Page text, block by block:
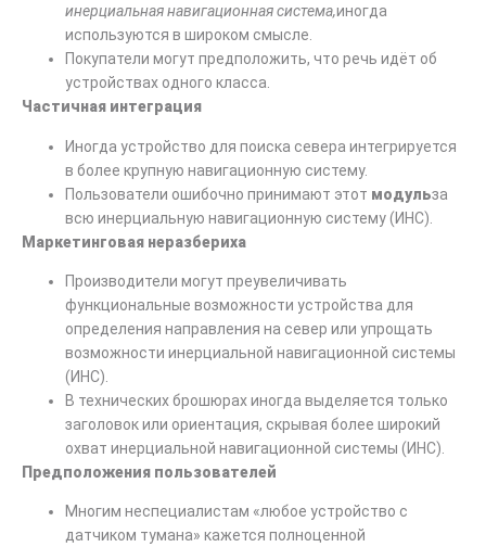
инерциальная навигационная система,иногда
используются в широком смысле.
Покупатели могут предположить, что речь идёт об
устройствах одного класса.
Частичная интеграция
Иногда устройство для поиска севера интегрируется
в более крупную навигационную систему.
Пользователи ошибочно принимают этот модульза
всю инерциальную навигационную систему (ИНС).
Маркетинговая неразбериха
Производители могут преувеличивать
функциональные возможности устройства для
определения направления на север или упрощать
возможности инерциальной навигационной системы
(ИНС).
В технических брошюрах иногда выделяется только
заголовок или ориентация, скрывая более широкий
охват инерциальной навигационной системы (ИНС).
Предположения пользователей
Многим неспециалистам «любое устройство с
датчиком тумана» кажется полноценной